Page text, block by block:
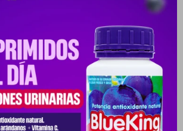
a nivel central y periférico, bloqueando el
por quimioterapia citotóxica o
también para la prevención y el control de
(NVPO) en adultos y
estándar en adultos es de 4 mg a 8 mg (1
según el esquema emetogénico
o quirúrgico. La dosis diaria máxima y
ser determinadas estrictamente por el